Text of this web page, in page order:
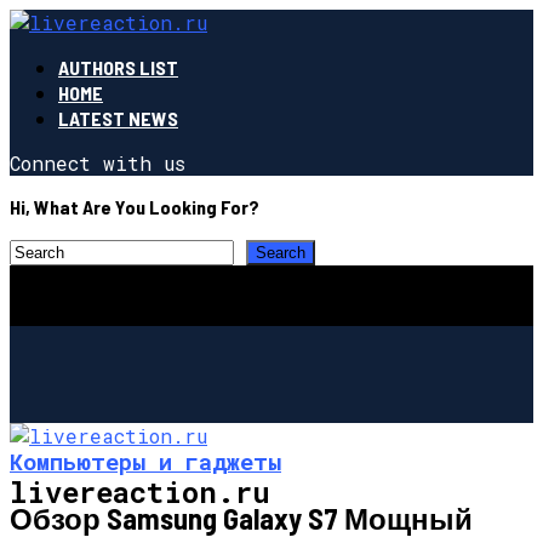
AUTHORS LIST
HOME
LATEST NEWS
Connect with us
Hi, What Are You Looking For?
livereaction.ru
Компьютеры и гаджеты
Обзор Samsung Galaxy S7 Мощный